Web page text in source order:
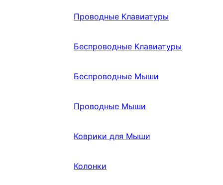
Проводные Клавиатуры
Беспроводные Клавиатуры
Беспроводные Мыши
Проводные Мыши
Коврики для Мыши
Колонки